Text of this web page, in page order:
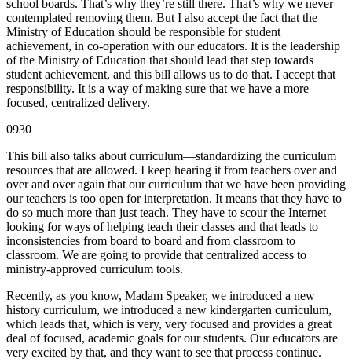
school boards. That’s why they’re still there. That’s why we never
contemplated removing them. But I also accept the fact that the
Ministry of Education should be responsible for student
achievement, in co-operation with our educators. It is the leadership
of the Ministry of Education that should lead that step towards
student achievement, and this bill allows us to do that. I accept that
responsibility. It is a way of making sure that we have a more
focused, centralized delivery.
0930
This bill also talks about curriculum—standardizing the curriculum
resources that are allowed. I keep hearing it from teachers over and
over and over again that our curriculum that we have been providing
our teachers is too open for interpretation. It means that they have to
do so much more than just teach. They have to scour the Internet
looking for ways of helping teach their classes and that leads to
inconsistencies from board to board and from classroom to
classroom. We are going to provide that centralized access to
ministry-approved curriculum tools.
Recently, as you know, Madam Speaker, we introduced a new
history curriculum, we introduced a new kindergarten curriculum,
which leads that, which is very, very focused and provides a great
deal of focused, academic goals for our students. Our educators are
very excited by that, and they want to see that process continue.